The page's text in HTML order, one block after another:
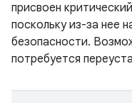
присвоен
поскольку из-за нее
безопасности.
потребуется